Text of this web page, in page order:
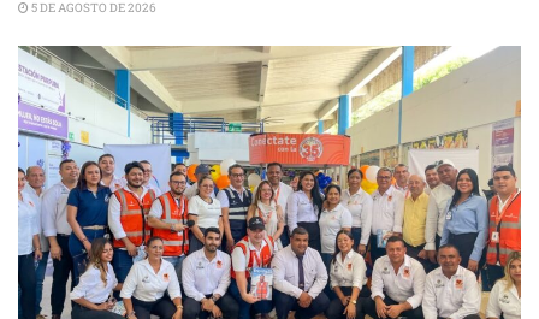
5 DE AGOSTO DE 2026